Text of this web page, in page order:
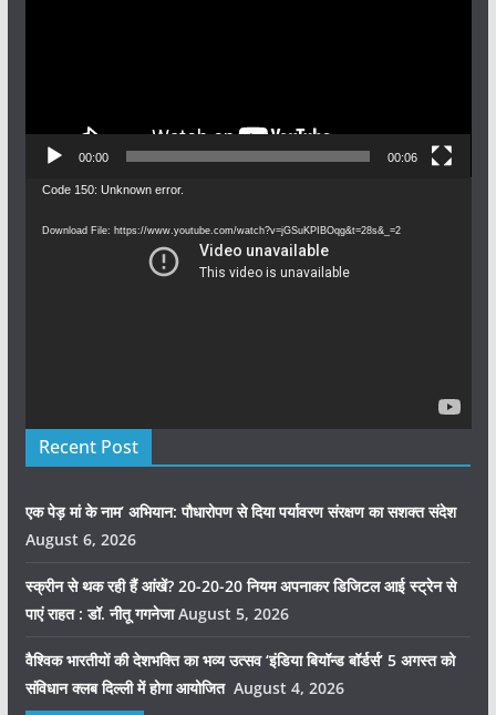
00:00 00:06
Video
Code 150: Unknown error.
Download File: https://www.youtube.com/watch?v=jGSuKPIBOqg&t=28s&_=2
Recent Post
एक पेड़ मां के नाम’ अभियान: पौधारोपण से दिया पर्यावरण संरक्षण का सशक्त संदेश
August 6, 2026
स्क्रीन से थक रही हैं आंखें? 20-20-20 नियम अपनाकर डिजिटल आई स्ट्रेन से
पाएं राहत : डॉ. नीतू गगनेजा August 5, 2026
वैश्विक भारतीयों की देशभक्ति का भव्य उत्सव ‘इंडिया बियॉन्ड बॉर्डर्स’ 5 अगस्त को
संविधान क्लब दिल्ली में होगा आयोजित August 4, 2026